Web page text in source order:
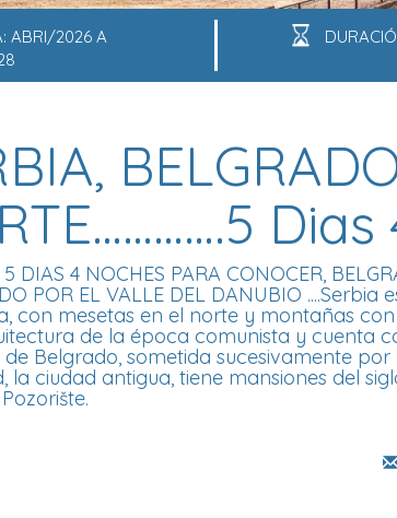
ABRI/2026 A
Dias
DIAS 4 NOCHES PARA CONOCER,
POR EL VALLE DEL DANUBIO
con mesetas en el norte y montañas
de la época comunista y cuenta
Belgrado, sometida sucesivamente
la ciudad antigua, tiene mansiones del